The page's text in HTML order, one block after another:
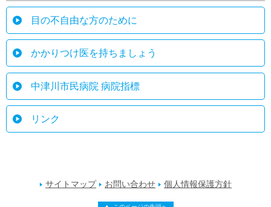
目の不自由な方のために
かかりつけ医を持ちましょう
中津川市民病院 病院指標
リンク
サイトマップ お問い合わせ 個人情報保護方針